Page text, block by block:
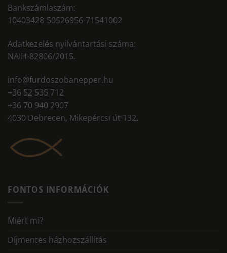
Bankszámlaszám:
10403428-50526956-71541002
Adatkezelés nyilvántartási száma:
NAIH-82806/2015.
info@furdoszobanepper.hu
+36 52 535 712
+36 70 940 2907
4030 Debrecen, Mikepércsi út 132.
FONTOS INFORMÁCIÓK
Miért mi?
Díjmentes házhozszállítás